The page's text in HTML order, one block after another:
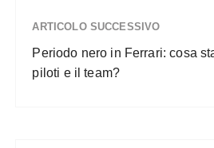
ARTICOLO SUCCESSIVO
Periodo nero in Ferrari: cosa
piloti e il team?